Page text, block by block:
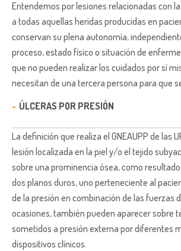
Entendemos por lesiones relacionadas con
a todas aquellas heridas producidas en
conservan su plena autonomía,
proceso, estado físico o situación de
que no pueden realizar los cuidados por sí
necesitan de una tercera persona para que
ÚLCERAS POR PRESIÓN
La definición que realiza el GNEAUPP de las
lesión localizada en la piel y/o el tejido
sobre una prominencia ósea, como
dos planos duros, uno perteneciente al
de la presión en combinación de las fuerzas
ocasiones, también pueden aparecer sobre
sometidos a presión externa por diferentes
dispositivos clínicos.